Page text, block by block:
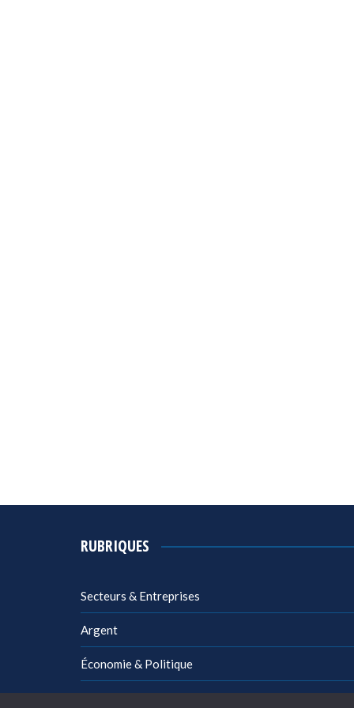
RUBRIQUES
Secteurs & Entreprises
Argent
Économie & Politique
Management